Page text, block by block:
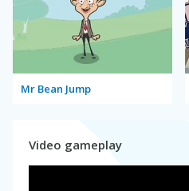
Mr Bean Jump
Video gameplay